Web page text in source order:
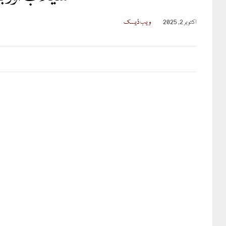
اکتوبر 2, 2025 ویب ڈیسک